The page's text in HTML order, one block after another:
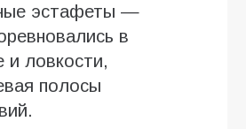
эстафеты —
в
и ловкости,
полосы